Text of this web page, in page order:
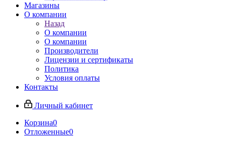
Магазины
О компании
Назад
О компании
О компании
Производители
Лицензии и сертификаты
Политика
Условия оплаты
Контакты
Личный кабинет
Корзина0
Отложенные0